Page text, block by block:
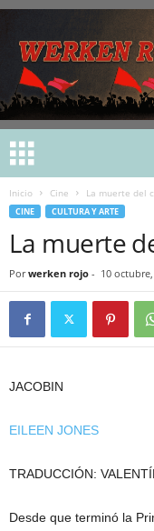
Inicio Cine La muerte del
CINE CULTURA Y ARTE
La muerte
Por werken rojo - 10
JACOBIN
EILEEN JONES
TRADUCCIÓN:
Desde que terminó la